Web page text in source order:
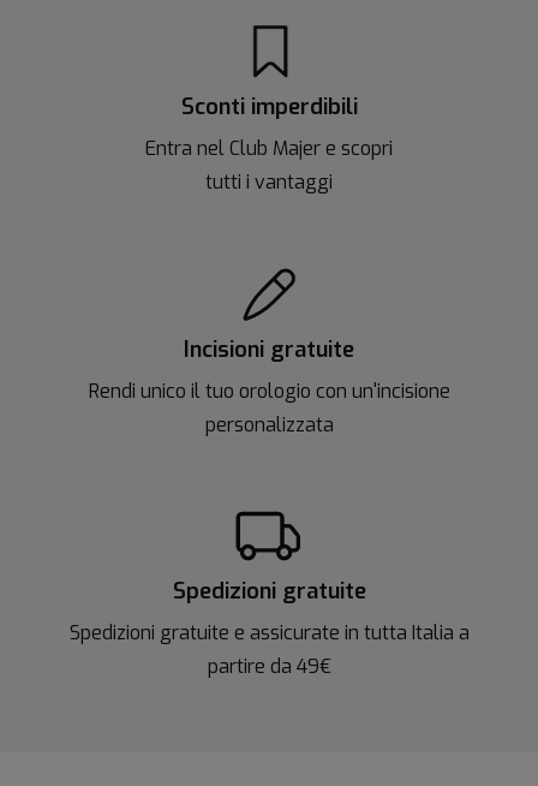
Sconti imperdibili
Entra nel Club Majer e scopri
tutti i vantaggi
Incisioni gratuite
Rendi unico il tuo orologio con un'incisione
personalizzata
Spedizioni gratuite
Spedizioni gratuite e assicurate in tutta Italia a
partire da 49€